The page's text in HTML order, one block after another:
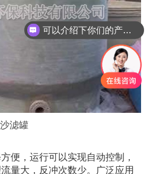
沙滤罐
便，运行可以实现自动控制，
量大，反冲次数少。广泛应用
可以介绍下你们的产品么